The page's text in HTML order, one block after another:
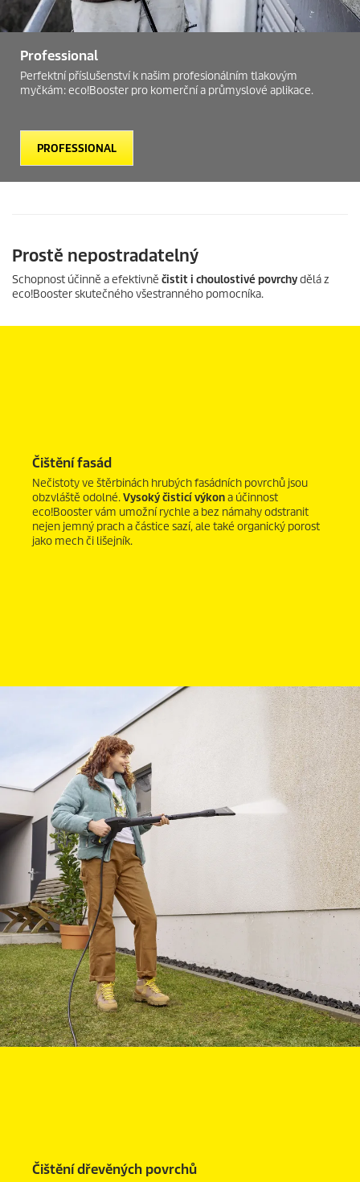
Professional
Perfektní příslušenství k našim profesionálním tlakovým
myčkám:eco!Booster pro komerční a průmyslové aplikace.
PROFESSIONAL
Prostě nepostradatelný
Schopnost účinně a efektivně čistit i choulostivé povrchydělá z
eco!Boosterskutečného všestranného pomocníka.
Čištění fasád
Nečistoty ve štěrbinách hrubých fasádních povrchů jsou
obzvláště odolné.Vysoký čisticí výkona účinnost
eco!Boostervám umožní rychle a bez námahy odstranit
nejen jemný prach a částice sazí, ale také organický porost
jako mech či lišejník.
Čištění dřevěných povrchů